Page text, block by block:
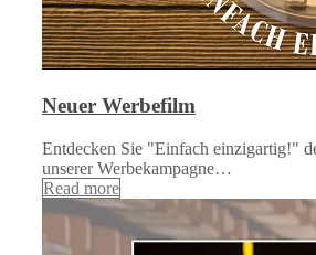
Neuer Werbefilm
Entdecken Sie "Einfach einzigartig!"
unserer Werbekampagne…
Read more